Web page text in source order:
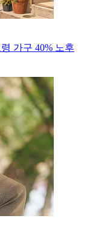
가구 40% 노후